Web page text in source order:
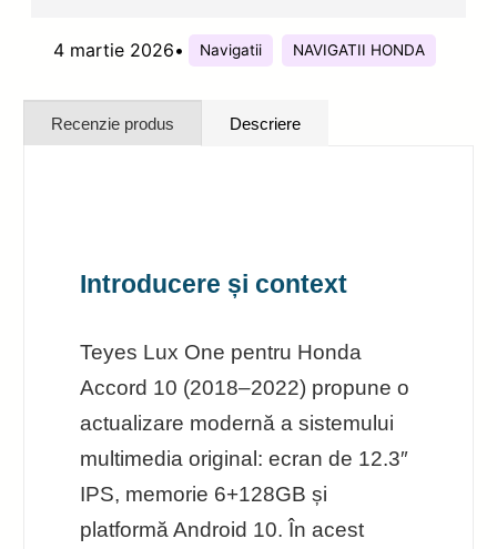
4 martie 2026• Navigatii NAVIGATII HONDA
Recenzie produs Descriere
Introducere și context
Teyes Lux One pentru Honda
Accord 10 (2018–2022) propune o
actualizare modernă a sistemului
multimedia original: ecran de 12.3″
IPS, memorie 6+128GB și
platformă Android 10. În acest